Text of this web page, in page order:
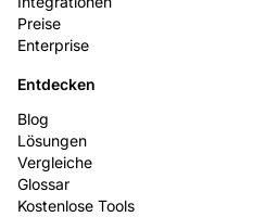
Preise
Enterprise
Entdecken
Blog
Lösungen
Vergleiche
Glossar
Kostenlose Tools